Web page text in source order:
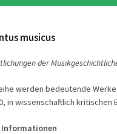
musicus
der
werden bedeutende
in wissenschaftlich kritischen
Informationen